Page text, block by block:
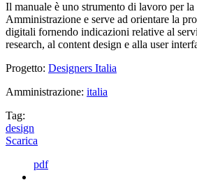
Il manuale è uno strumento di lavoro per la
Amministrazione e serve ad orientare la
digitali fornendo indicazioni relative al
research, al content design e alla user
Progetto: Designers Italia
Amministrazione: italia
Tag:
design
Scarica
pdf